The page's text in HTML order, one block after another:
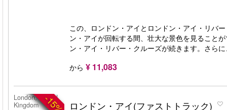
この、ロンドン・アイとロンドン・アイ・リバ
ン・アイが回転する間、壮大な景色を見ること
ン・アイ・リバー・クルーズが続きます。さら
から ¥ 11,083
-15%
London, United
Kingdom
ロンドン・アイ(ファストトラック)